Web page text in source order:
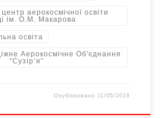
аерокосмічної освіти
ім. О.М. Макарова
освіта
Аерокосмічне Об'єднання
“Сузір’я”
Опубліковано 11/05/2018